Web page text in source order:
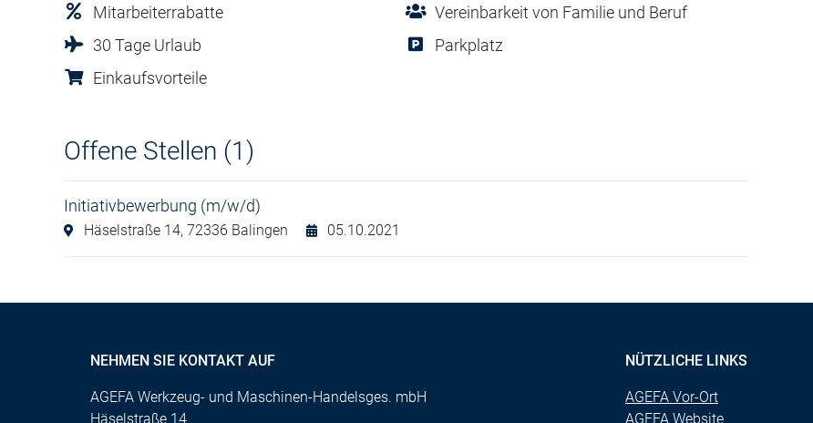
Mitarbeiterrabatte
Vereinbarkeit von Familie und Beruf
30 Tage Urlaub
Parkplatz
Einkaufsvorteile
Offene Stellen (1)
Initiativbewerbung (m/w/d)
Häselstraße 14, 72336 Balingen 05.10.2021
NEHMEN SIE KONTAKT AUF
AGEFA Werkzeug- und Maschinen-Handelsges. mbH
Häselstraße 14
NÜTZLICHE LINKS
AGEFA Vor-Ort
AGEFA Website